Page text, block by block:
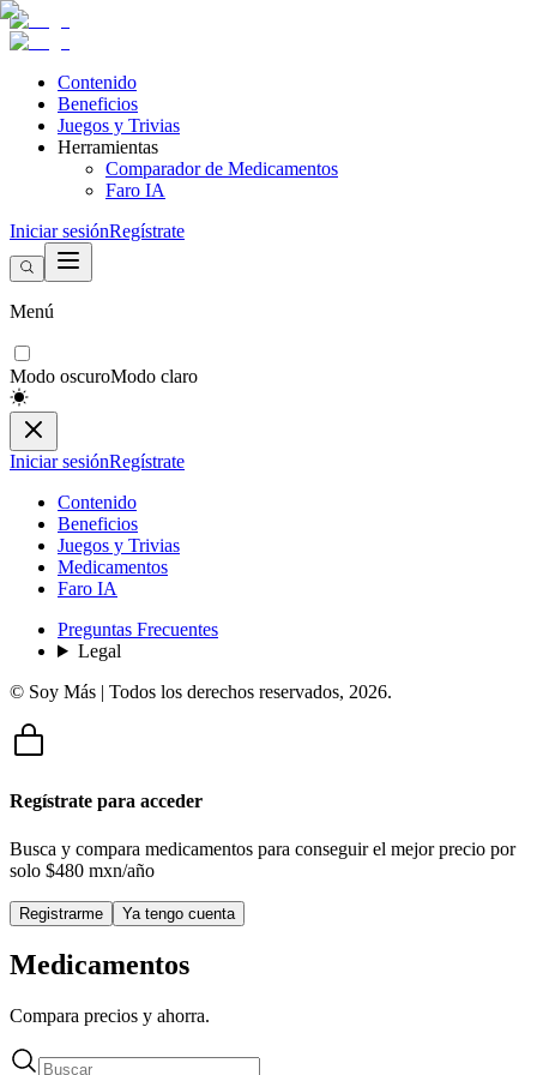
Contenido
Beneficios
Juegos y Trivias
Herramientas
Comparador de Medicamentos
Faro IA
Iniciar sesiónRegístrate
Menú
Modo oscuroModo claro
Iniciar sesiónRegístrate
Contenido
Beneficios
Juegos y Trivias
Medicamentos
Faro IA
Preguntas Frecuentes
Legal
© Soy Más | Todos los derechos reservados, 2026.
Regístrate para acceder
Busca y compara medicamentos para conseguir el mejor precio por
solo $480 mxn/año
Registrarme Ya tengo cuenta
Medicamentos
Compara precios y ahorra.